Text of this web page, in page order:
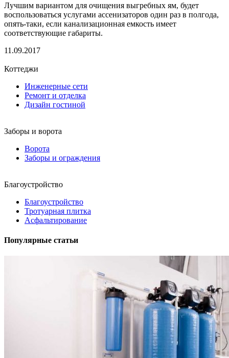
Лучшим вариантом для очищения выгребных ям, будет
воспользоваться услугами ассенизаторов один раз в полгода,
опять-таки, если канализационная емкость имеет
соответствующие габариты.
11.09.2017
Коттеджи
Инженерные сети
Ремонт и отделка
Дизайн гостиной
Заборы и ворота
Ворота
Заборы и ограждения
Благоустройство
Благоустройство
Тротуарная плитка
Асфальтирование
Популярные статьи